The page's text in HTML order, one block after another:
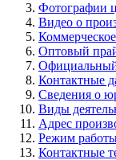
Фотографии
Видео о
Оптовый
Контактные
Сведения о
Виды
Адрес
Режим
Контактные